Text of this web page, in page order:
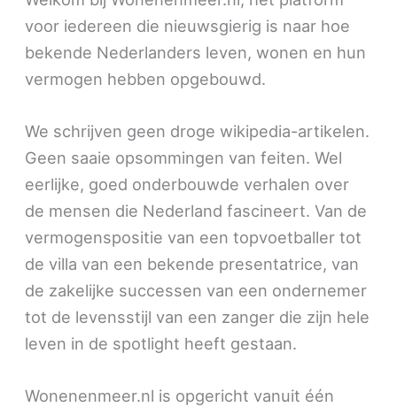
voor iedereen die nieuwsgierig is naar hoe
bekende Nederlanders leven, wonen en hun
vermogen hebben opgebouwd.
We schrijven geen droge wikipedia-artikelen.
Geen saaie opsommingen van feiten. Wel
eerlijke, goed onderbouwde verhalen over
de mensen die Nederland fascineert. Van de
vermogenspositie van een topvoetballer tot
de villa van een bekende presentatrice, van
de zakelijke successen van een ondernemer
tot de levensstijl van een zanger die zijn hele
leven in de spotlight heeft gestaan.
Wonenenmeer.nl is opgericht vanuit één